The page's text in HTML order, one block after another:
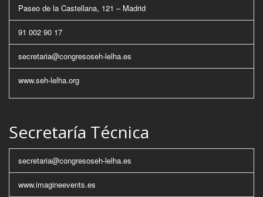
Paseo de la Castellana, 121 – Madrid
91 002 90 17
secretaria@congresoseh-lelha.es
www.seh-lelha.org
Secretaría Técnica
secretaria@congresoseh-lelha.es
www.imagineevents.es